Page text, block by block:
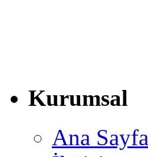
Kurumsal
Ana Sayfa